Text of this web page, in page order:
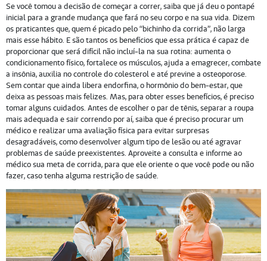
Se você tomou a decisão de começar a correr, saiba que já deu o pontapé
inicial para a grande mudança que fará no seu corpo e na sua vida. Dizem
os praticantes que, quem é picado pelo “bichinho da corrida”, não larga
mais esse hábito. E são tantos os benefícios que essa prática é capaz de
proporcionar que será difícil não incluí-la na sua rotina: aumenta o
condicionamento físico, fortalece os músculos, ajuda a emagrecer, combate
a insônia, auxilia no controle do colesterol e até previne a osteoporose.
Sem contar que ainda libera endorfina, o hormônio do bem-estar, que
deixa as pessoas mais felizes. Mas, para obter esses benefícios, é preciso
tomar alguns cuidados. Antes de escolher o par de tênis, separar a roupa
mais adequada e sair correndo por aí, saiba que é preciso procurar um
médico e realizar uma avaliação física para evitar surpresas
desagradáveis, como desenvolver algum tipo de lesão ou até agravar
problemas de saúde preexistentes. Aproveite a consulta e informe ao
médico sua meta de corrida, para que ele oriente o que você pode ou não
fazer, caso tenha alguma restrição de saúde.